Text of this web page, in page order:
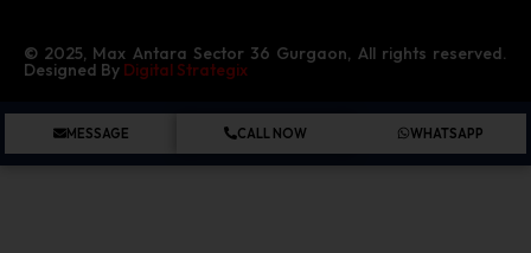
© 2025, Max Antara Sector 36 Gurgaon, All rights reserved.
Designed By Digital Strategix
MESSAGE CALL NOW WHATSAPP